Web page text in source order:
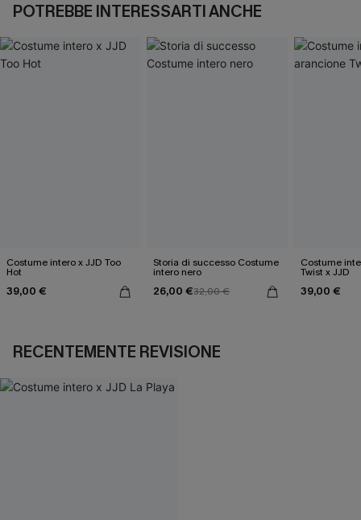
POTREBBE INTERESSARTI ANCHE
Costume intero x JJD Too
Hot
39,00 €
Storia di successo Costume
intero nero
26,00 €32,00 €
Costume
Twist x JJD
39,00 €
RECENTEMENTE REVISIONE